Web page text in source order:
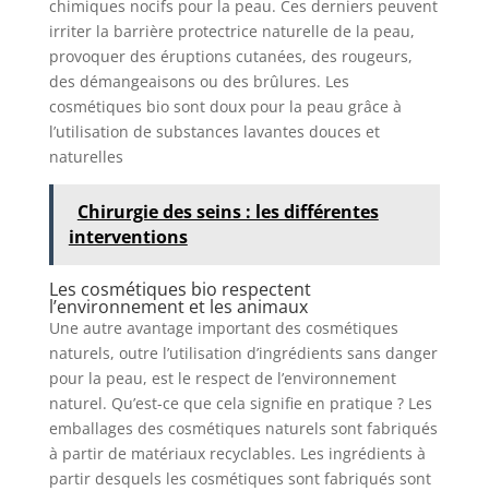
chimiques nocifs pour la peau. Ces derniers peuvent
irriter la barrière protectrice naturelle de la peau,
provoquer des éruptions cutanées, des rougeurs,
des démangeaisons ou des brûlures. Les
cosmétiques bio sont doux pour la peau grâce à
l’utilisation de substances lavantes douces et
naturelles
Chirurgie des seins : les différentes
interventions
Les cosmétiques bio respectent
l’environnement et les animaux
Une autre avantage important des cosmétiques
naturels, outre l’utilisation d’ingrédients sans danger
pour la peau, est le respect de l’environnement
naturel. Qu’est-ce que cela signifie en pratique ? Les
emballages des cosmétiques naturels sont fabriqués
à partir de matériaux recyclables. Les ingrédients à
partir desquels les cosmétiques sont fabriqués sont